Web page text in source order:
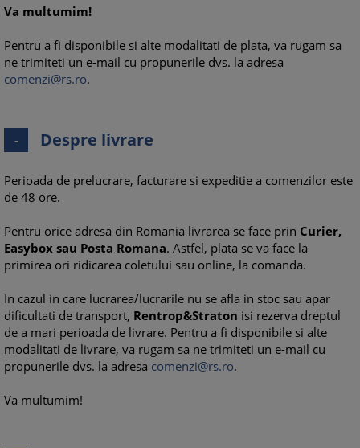
Va multumim!
Pentru a fi disponibile si alte modalitati de plata, va rugam sa
ne trimiteti un e-mail cu propunerile dvs. la adresa
comenzi@rs.ro.
- Despre livrare
Perioada de prelucrare, facturare si expeditie a comenzilor este
de 48 ore.
Pentru orice adresa din Romania livrarea se face prin Curier,
Easybox sau Posta Romana. Astfel, plata se va face la
primirea ori ridicarea coletului sau online, la comanda.
In cazul in care lucrarea/lucrarile nu se afla in stoc sau apar
dificultati de transport, Rentrop&Straton isi rezerva dreptul
de a mari perioada de livrare. Pentru a fi disponibile si alte
modalitati de livrare, va rugam sa ne trimiteti un e-mail cu
propunerile dvs. la adresa comenzi@rs.ro.
Va multumim!